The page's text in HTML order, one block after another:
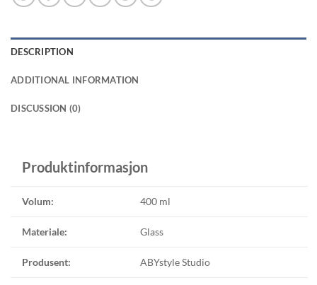
DESCRIPTION
ADDITIONAL INFORMATION
DISCUSSION (0)
Produktinformasjon
Volum: 400 ml
Materiale: Glass
Produsent: ABYstyle Studio